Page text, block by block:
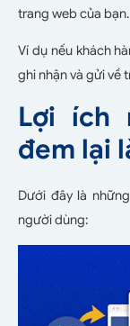
trang web của bạn.
Ví dụ nếu khách
ghi nhận và gửi về
Lợi ích
đem lại
Dưới đây là
người dùng: